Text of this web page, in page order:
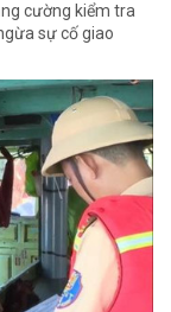
cường kiểm tra
sự cố giao